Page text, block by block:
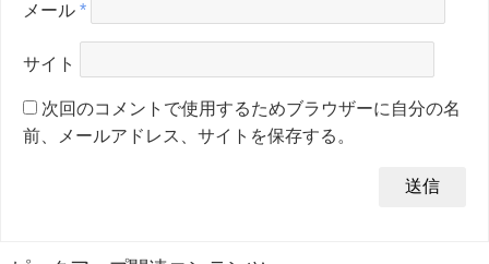
メール *
サイト
次回のコメントで使用するためブラウザーに自分の名
前、メールアドレス、サイトを保存する。